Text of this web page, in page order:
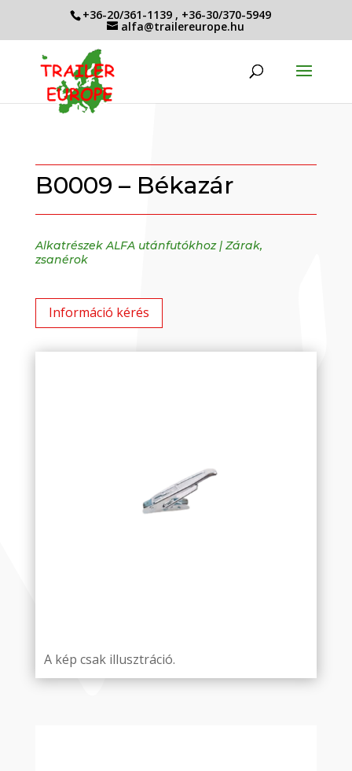
+36-20/361-1139 , +36-30/370-5949
alfa@trailereurope.hu
B0009 – Békazár
Alkatrészek ALFA utánfutókhoz| Zárak,
zsanérok
Információ kérés
A kép csak illusztráció.